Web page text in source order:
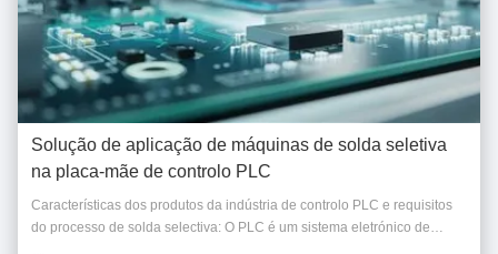
Solução de aplicação de máquinas de solda seletiva
na placa-mãe de controlo PLC
Características dos produtos da indústria de controlo PLC e requisitos
do processo de solda selectiva: O PLC é um sistema eletrónico de